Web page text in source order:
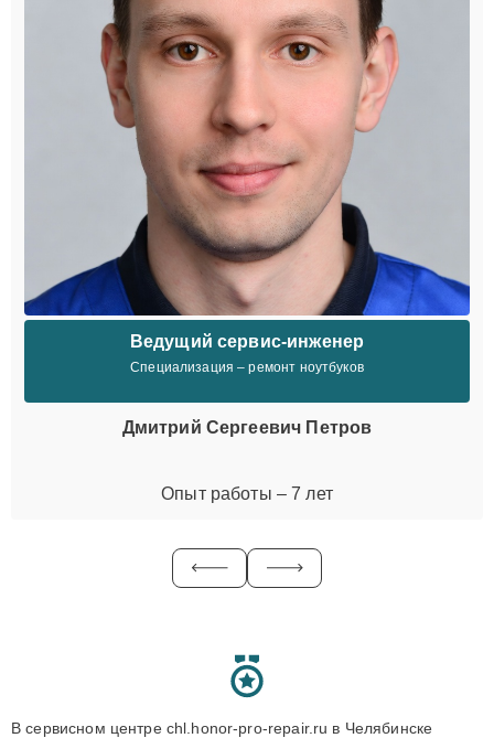
Ведущий сервис-инженер
Специализация – ремонт ноутбуков
Дмитрий Сергеевич Петров
Опыт работы – 7 лет
В сервисном центре chl.honor-pro-repair.ru в Челябинске